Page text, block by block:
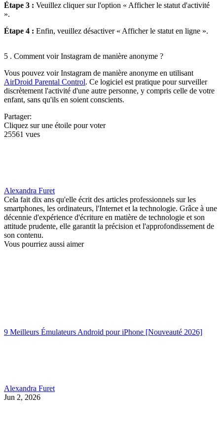
Étape 3 : Veuillez cliquer sur l'option « Afficher le statut d'activité
».
Étape 4 : Enfin, veuillez désactiver « Afficher le statut en ligne ».
5 . Comment voir Instagram de manière anonyme ?
Vous pouvez voir Instagram de manière anonyme en utilisant
AirDroid Parental Control. Ce logiciel est pratique pour surveiller
discrètement l'activité d'une autre personne, y compris celle de votre
enfant, sans qu'ils en soient conscients.
Partager:
Cliquez sur une étoile pour voter
25561 vues
Alexandra Furet
Cela fait dix ans qu'elle écrit des articles professionnels sur les
smartphones, les ordinateurs, l'Internet et la technologie. Grâce à une
décennie d'expérience d'écriture en matière de technologie et son
attitude prudente, elle garantit la précision et l'approfondissement de
son contenu.
Vous pourriez aussi aimer
9 Meilleurs Émulateurs Android pour iPhone [Nouveauté 2026]
Alexandra Furet
Jun 2, 2026